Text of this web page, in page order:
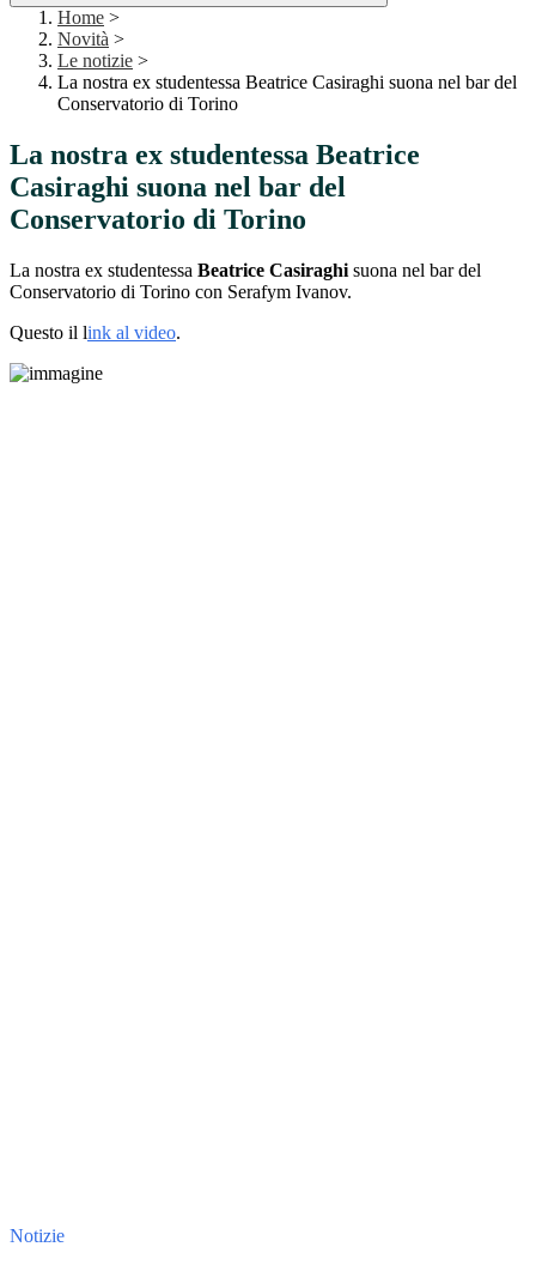
Home >
Novità >
Le notizie >
La nostra ex studentessa Beatrice Casiraghi suona nel bar del
Conservatorio di Torino
La nostra ex studentessa Beatrice
Casiraghi suona nel bar del
Conservatorio di Torino
La nostra ex studentessa Beatrice Casiraghi suona nel bar del
Conservatorio di Torino con Serafym Ivanov.
Questo il link al video.
Notizie